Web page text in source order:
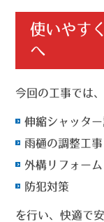
使いやす
へ
今回の工事では、
伸縮シャッタ
雨樋の調整工事
外構リフォーム
防犯対策
を行い、快適で